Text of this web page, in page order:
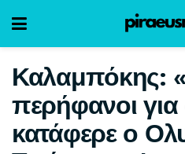
Καλαμπόκης:
περήφανοι
κατάφερε ο